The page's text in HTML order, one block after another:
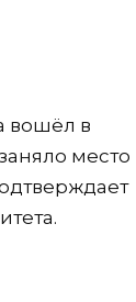
вошёл в
место